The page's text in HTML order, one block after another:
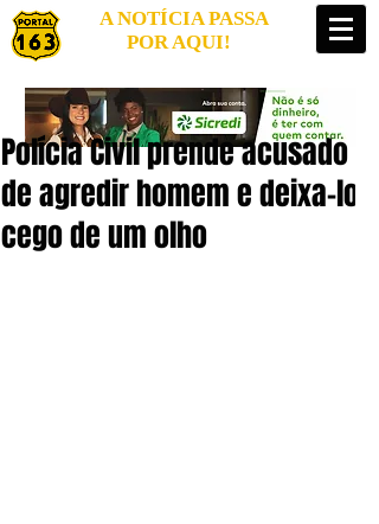
A NOTÍCIA PASSA
POR AQUI!
Polícia Civil prende acusado
de agredir homem e deixa-lo
cego de um olho